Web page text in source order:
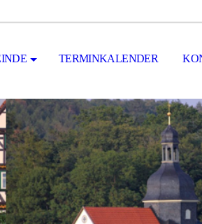
TERMINKALENDER